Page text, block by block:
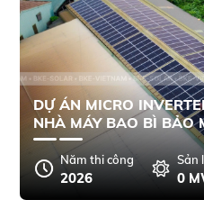
DỰ ÁN MICRO
NHÀ MÁY BAO BÌ BẢO
Năm thi công
2026
Sản
0